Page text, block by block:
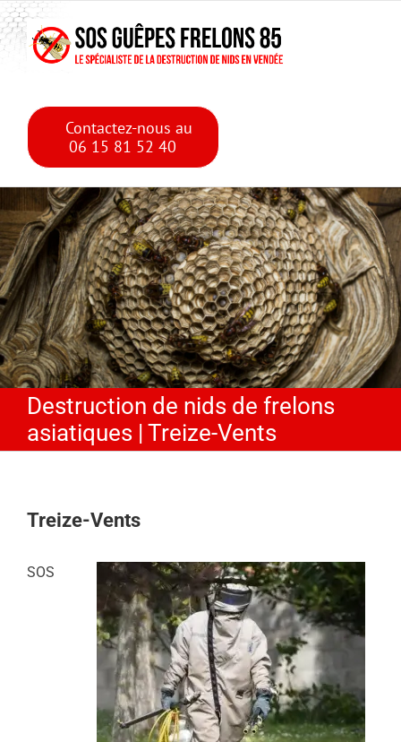
Skip to main content
Skip
to
content
Contactez-nous au
06 15 81 52 40
Destruction de nids de frelons
asiatiques | Treize-Vents
Treize-Vents
SOS